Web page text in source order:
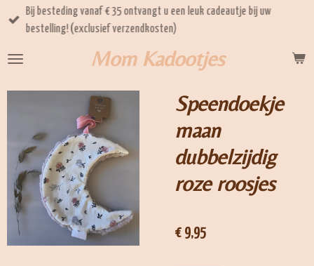
Ga
direct
de
Mom Kadootjes
Bij besteding vanaf € 35 ontvangt u een leuk cadeautje bij uw
bestelling! (exclusief verzendkosten)
Speendoekje
maan
dubbelzijdig
roze roosjes
€ 9,95